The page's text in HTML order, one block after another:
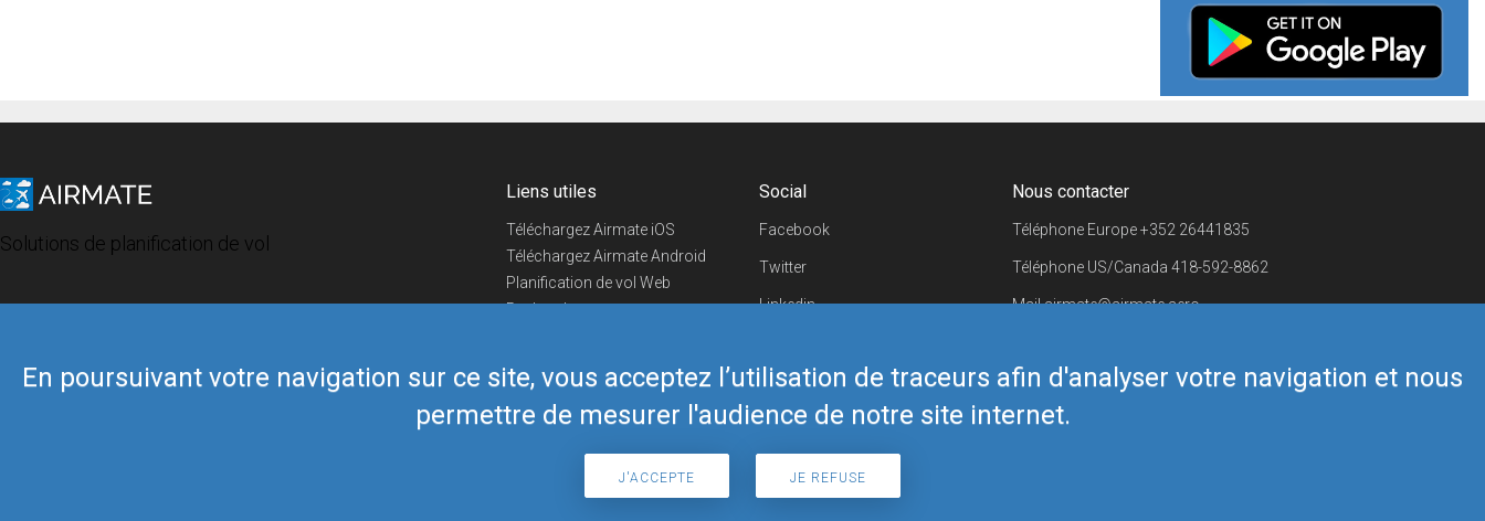
En poursuivant votre navigation sur ce site, vous acceptez l’utilisation de traceurs afin d'analyser votre navigation et nous
permettre de mesurer l'audience de notre site internet.
J'ACCEPTE JE REFUSE
Solutions de planification de vol
Liens utiles
Téléchargez Airmate iOS
Téléchargez Airmate Android
Planification de vol Web
Recherche
Boutique Airmate
Social
Facebook
Twitter
Linkedin
Telegram
Nous contacter
Téléphone Europe+352 26441835
Téléphone US/Canada 418-592-8862
Mailairmate@airmate.aero